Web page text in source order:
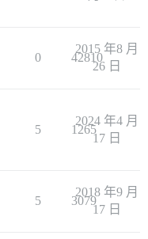
0 42810
2015 年8 月
26 日
5 1265
2024 年4 月
17 日
5 3079
2018 年9 月
17 日